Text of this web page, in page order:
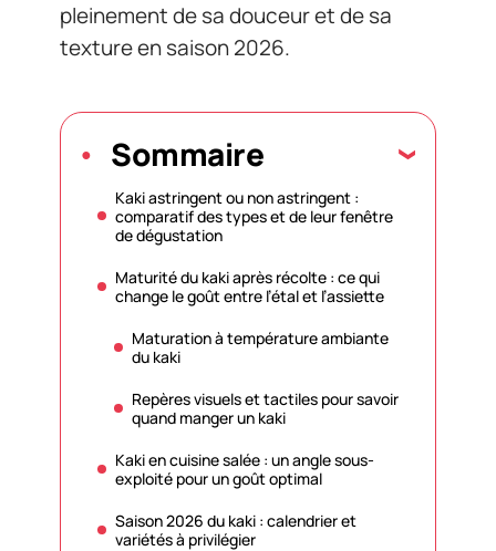
pleinement de sa douceur et de sa
texture en saison 2026.
Sommaire
Kaki astringent ou non astringent :
comparatif des types et de leur fenêtre
de dégustation
Maturité du kaki après récolte : ce qui
change le goût entre l’étal et l’assiette
Maturation à température ambiante
du kaki
Repères visuels et tactiles pour savoir
quand manger un kaki
Kaki en cuisine salée : un angle sous-
exploité pour un goût optimal
Saison 2026 du kaki : calendrier et
variétés à privilégier